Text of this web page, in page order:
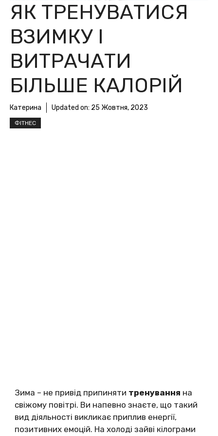
ЯК ТРЕНУВАТИСЯ
ВЗИМКУ І
ВИТРАЧАТИ
БІЛЬШЕ КАЛОРІЙ
Катерина Updated on: 25 Жовтня, 2023
ФІТНЕС
Зима – не привід припиняти тренування на
свіжому повітрі. Ви напевно знаєте, що такий
вид діяльності викликає приплив енергії,
позитивних емоцій. На холоді зайві кілограми